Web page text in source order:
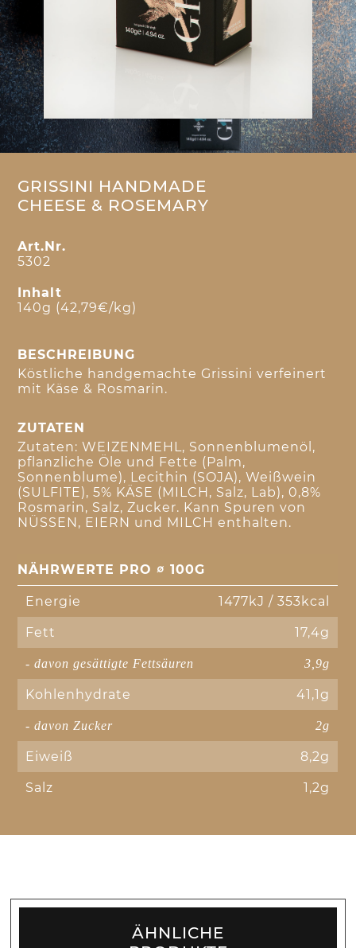
GRISSINI HANDMADE
CHEESE & ROSEMARY
Art.Nr.
5302
Inhalt
140g (42,79€/kg)
BESCHREIBUNG
Köstliche handgemachte Grissini verfeinert
mit Käse & Rosmarin.
ZUTATEN
Zutaten: WEIZENMEHL, Sonnenblumenöl,
pflanzliche Öle und Fette (Palm,
Sonnenblume), Lecithin (SOJA), Weißwein
(SULFITE), 5% KÄSE (MILCH, Salz, Lab), 0,8%
Rosmarin, Salz, Zucker. Kann Spuren von
NÜSSEN, EIERN und MILCH enthalten.
NÄHRWERTE PRO ∅ 100G
Energie 1477kJ / 353kcal
Fett 17,4g
- davon gesättigte Fettsäuren 3,9g
Kohlenhydrate 41,1g
- davon Zucker 2g
Eiweiß 8,2g
Salz 1,2g
ÄHNLICHE